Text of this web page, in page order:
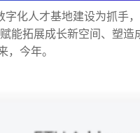
化人才基地建设为抓手
能拓展成长新空间、塑
，今年。